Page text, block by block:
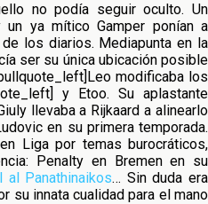
no podía seguir oculto. Un
ya mítico Gamper ponían a
los diarios. Mediapunta en la
ser su única ubicación posible
modificaba los
y Etoo. Su aplastante
llevaba a Rijkaard a alinearlo
en su primera temporada.
Liga por temas burocráticos,
Penalty en Bremen en su
al Panathinaikos… Sin duda era
su innata cualidad para el mano